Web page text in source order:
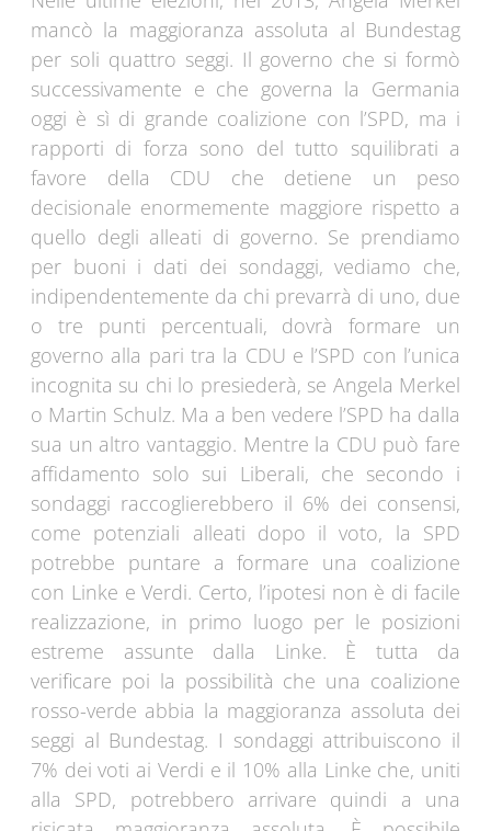
mancò la maggioranza assoluta al Bundestag
per soli quattro seggi. Il governo che si formò
successivamente e che governa la Germania
oggi è sì di grande coalizione con l’SPD, ma i
rapporti di forza sono del tutto squilibrati a
favore della CDU che detiene un peso
decisionale enormemente maggiore rispetto a
quello degli alleati di governo. Se prendiamo
per buoni i dati dei sondaggi, vediamo che,
indipendentemente da chi prevarrà di uno, due
o tre punti percentuali, dovrà formare un
governo alla pari tra la CDU e l’SPD con l’unica
incognita su chi lo presiederà, se Angela Merkel
o Martin Schulz. Ma a ben vedere l’SPD ha dalla
sua un altro vantaggio. Mentre la CDU può fare
affidamento solo sui Liberali, che secondo i
sondaggi raccoglierebbero il 6% dei consensi,
come potenziali alleati dopo il voto, la SPD
potrebbe puntare a formare una coalizione
con Linke e Verdi. Certo, l’ipotesi non è di facile
realizzazione, in primo luogo per le posizioni
estreme assunte dalla Linke. È tutta da
verificare poi la possibilità che una coalizione
rosso-verde abbia la maggioranza assoluta dei
seggi al Bundestag. I sondaggi attribuiscono il
7% dei voti ai Verdi e il 10% alla Linke che, uniti
alla SPD, potrebbero arrivare quindi a una